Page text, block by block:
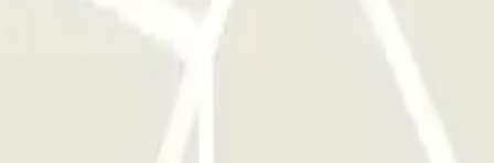
afhankelijk van de tarieven die de parkeergarage op dat
OP EEN PARKEERPLEK IN DEZE